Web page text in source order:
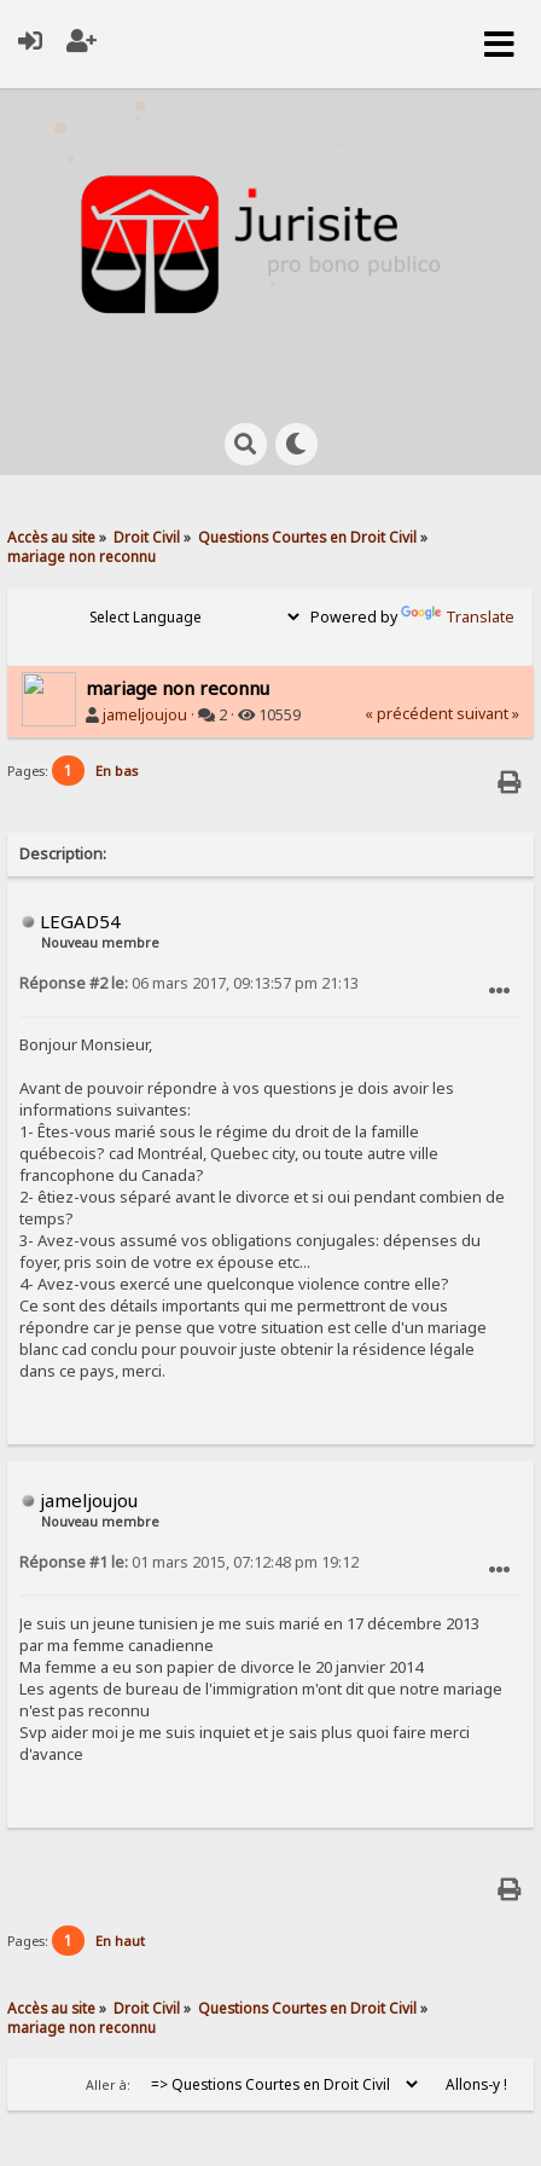
Accès au site» Droit Civil» Questions Courtes en Droit Civil»
mariage non reconnu
Powered by Translate
mariage non reconnu
jameljoujou · 2 · 10559 « précédent suivant »
Pages: 1 En bas
Description:
LEGAD54
Nouveau membre
Réponse #2 le: 06 mars 2017, 09:13:57 pm 21:13
Bonjour Monsieur,
Avant de pouvoir répondre à vos questions je dois avoir les
informations suivantes:
1- Êtes-vous marié sous le régime du droit de la famille
québecois? cad Montréal, Quebec city, ou toute autre ville
francophone du Canada?
2- êtiez-vous séparé avant le divorce et si oui pendant combien de
temps?
3- Avez-vous assumé vos obligations conjugales: dépenses du
foyer, pris soin de votre ex épouse etc...
4- Avez-vous exercé une quelconque violence contre elle?
Ce sont des détails importants qui me permettront de vous
répondre car je pense que votre situation est celle d'un mariage
blanc cad conclu pour pouvoir juste obtenir la résidence légale
dans ce pays, merci.
jameljoujou
Nouveau membre
Réponse #1 le: 01 mars 2015, 07:12:48 pm 19:12
Je suis un jeune tunisien je me suis marié en 17 décembre 2013
par ma femme canadienne
Ma femme a eu son papier de divorce le 20 janvier 2014
Les agents de bureau de l'immigration m'ont dit que notre mariage
n'est pas reconnu
Svp aider moi je me suis inquiet et je sais plus quoi faire merci
d'avance
Pages: 1 En haut
Accès au site» Droit Civil» Questions Courtes en Droit Civil»
mariage non reconnu
Aller à: